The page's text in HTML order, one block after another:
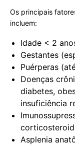
Os principais
incluem:
Idade < 2
Gestantes
Puérperas
Doenças
diabetes,
insuficiência
Asplenia